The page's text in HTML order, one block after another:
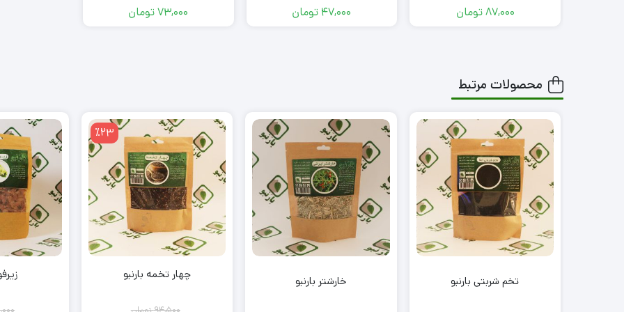
87,000تومان 47,000 تومان 73,000تومان
محصولات مرتبط
تخم شربتی بارنبو خارشتر بارنبو
٪23
چهار تخمه بارنبو